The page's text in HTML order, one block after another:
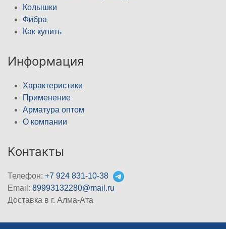
Колышки
Фибра
Как купить
Информация
Характеристики
Применение
Арматура оптом
О компании
Контакты
Телефон: +7 924 831-10-38
Email: 89993132280@mail.ru
Доставка в г. Алма-Ата